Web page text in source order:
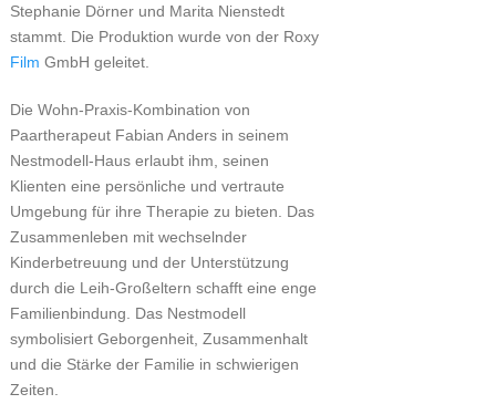
Stephanie Dörner und Marita Nienstedt
stammt. Die Produktion wurde von der Roxy
Film GmbH geleitet.
Die Wohn-Praxis-Kombination von
Paartherapeut Fabian Anders in seinem
Nestmodell-Haus erlaubt ihm, seinen
Klienten eine persönliche und vertraute
Umgebung für ihre Therapie zu bieten. Das
Zusammenleben mit wechselnder
Kinderbetreuung und der Unterstützung
durch die Leih-Großeltern schafft eine enge
Familienbindung. Das Nestmodell
symbolisiert Geborgenheit, Zusammenhalt
und die Stärke der Familie in schwierigen
Zeiten.